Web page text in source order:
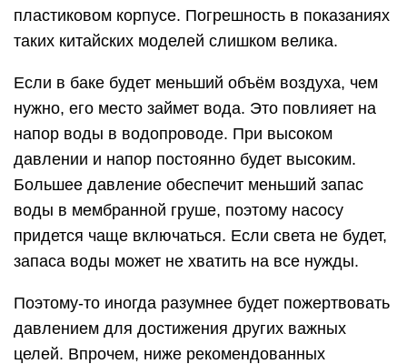
пластиковом корпусе. Погрешность в показаниях
таких китайских моделей слишком велика.
Если в баке будет меньший объём воздуха, чем
нужно, его место займет вода. Это повлияет на
напор воды в водопроводе. При высоком
давлении и напор постоянно будет высоким.
Большее давление обеспечит меньший запас
воды в мембранной груше, поэтому насосу
придется чаще включаться. Если света не будет,
запаса воды может не хватить на все нужды.
Поэтому-то иногда разумнее будет пожертвовать
давлением для достижения других важных
целей. Впрочем, ниже рекомендованных